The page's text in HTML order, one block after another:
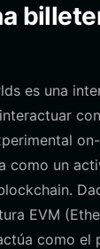
es una
como un
EVM
como el